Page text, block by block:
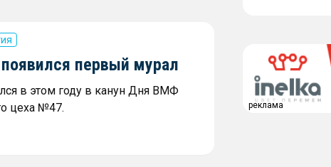
первый мурал
в этом году в канун Дня ВМФ
цеха №47.
реклама